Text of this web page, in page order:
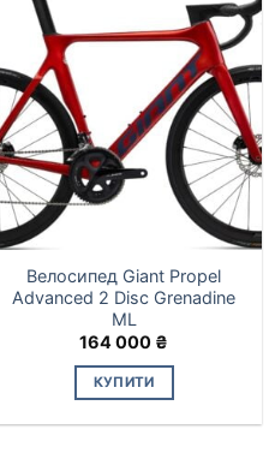
Велосипед Giant Propel
Advanced 2 Disc Grenadine
ML
164 000 ₴
КУПИТИ